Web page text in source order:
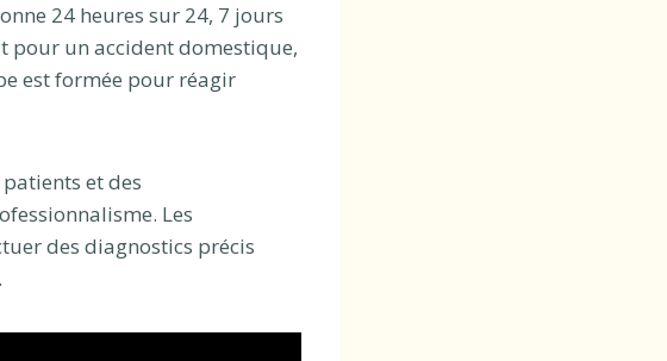
24 heures sur 24, 7 jours
pour un accident domestique,
est formée pour réagir
et des
Les
des diagnostics précis